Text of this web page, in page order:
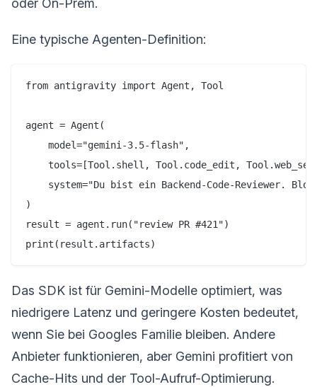
oder On-Prem.
Eine typische Agenten-Definition:
from antigravity import Agent, Tool
agent = Agent(
    model="gemini-3.5-flash",
tools=[Tool.shell, Tool.code_edit,
system="Du bist ein Backend-Code-Reviewer.
)
result = agent.run("review PR #421")
Das SDK ist für Gemini-Modelle optimiert, was
niedrigere Latenz und geringere Kosten bedeutet,
wenn Sie bei Googles Familie bleiben. Andere
Anbieter funktionieren, aber Gemini profitiert von
Cache-Hits und der Tool-Aufruf-Optimierung.